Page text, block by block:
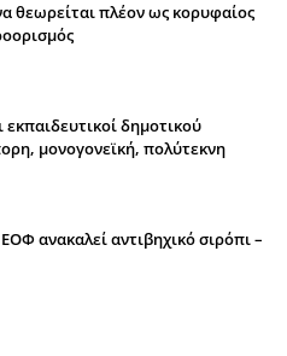
θεωρείται πλέον ως κορυφαίος
δημοτικού
μονογονεϊκή, πολύτεκνη
ανακαλεί αντιβηχικό σιρόπι –